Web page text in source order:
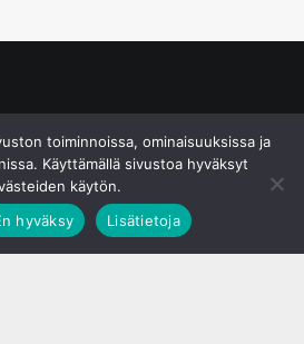
toiminnoissa, ominaisuuksissa ja
Käyttämällä sivustoa hyväksyt
käytön.
hyväksy Lisätietoja